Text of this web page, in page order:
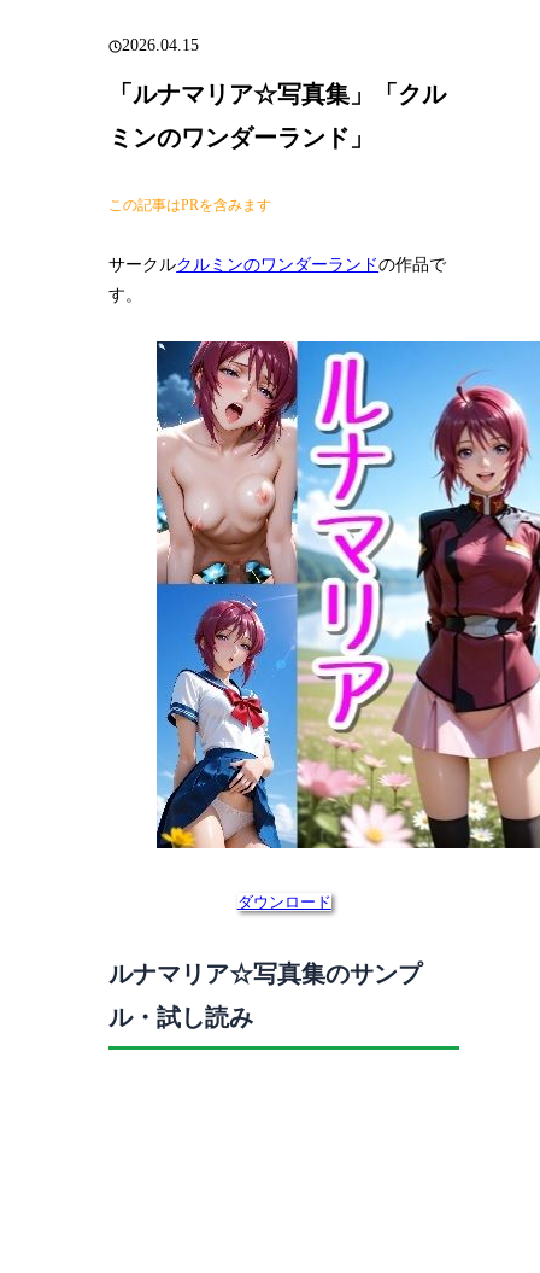
2026.04.15
「ルナマリア☆写真集」「クル
ミンのワンダーランド」
この記事はPRを含みます
サークルクルミンのワンダーランドの作品で
す。
ダウンロード
ルナマリア☆写真集のサンプ
ル・試し読み